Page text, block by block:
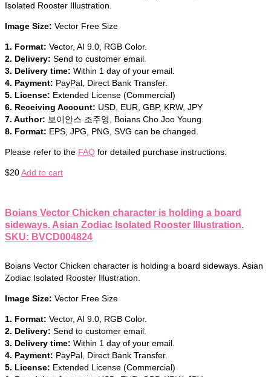
Isolated Rooster Illustration.
Image Size: Vector Free Size
1. Format: Vector, AI 9.0, RGB Color.
2. Delivery: Send to customer email.
3. Delivery time: Within 1 day of your email.
4. Payment: PayPal, Direct Bank Transfer.
5. License: Extended License (Commercial)
6. Receiving Account: USD, EUR, GBP, KRW, JPY
7. Author: 보이안스 조주영, Boians Cho Joo Young.
8. Format: EPS, JPG, PNG, SVG can be changed.
Please refer to the FAQ for detailed purchase instructions.
$20Add to cart
Boians Vector Chicken character is holding a board
sideways. Asian Zodiac Isolated Rooster Illustration.
SKU: BVCD004824
Boians Vector Chicken character is holding a board sideways. Asian
Zodiac Isolated Rooster Illustration.
Image Size: Vector Free Size
1. Format: Vector, AI 9.0, RGB Color.
2. Delivery: Send to customer email.
3. Delivery time: Within 1 day of your email.
4. Payment: PayPal, Direct Bank Transfer.
5. License: Extended License (Commercial)